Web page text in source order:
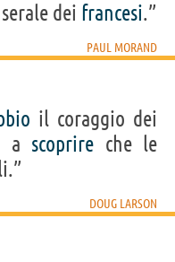
dei francesi.”
PAUL MORAND
il coraggio dei
a scoprire che le
DOUG LARSON